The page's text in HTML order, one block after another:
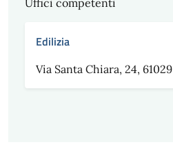
Uffici competenti
Edilizia
Via Santa Chiara, 24, 61029